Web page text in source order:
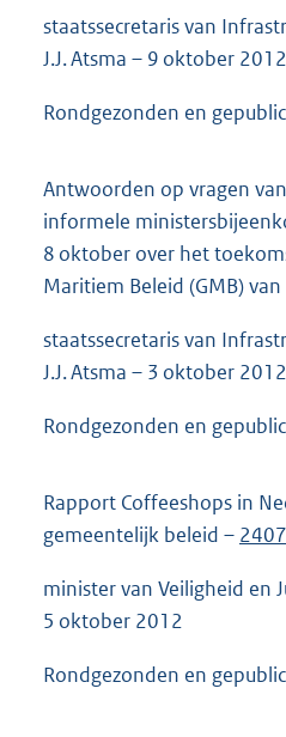
staatssecretaris van
J.J. Atsma – 9 oktober 2012
Rondgezonden en
Antwoorden op vragen
informele
8 oktober over het
Maritiem Beleid (GMB)
staatssecretaris van
J.J. Atsma – 3 oktober 2012
Rondgezonden en
Rapport Coffeeshops in
gemeentelijk beleid –
minister van Veiligheid en
5 oktober 2012
Rondgezonden en